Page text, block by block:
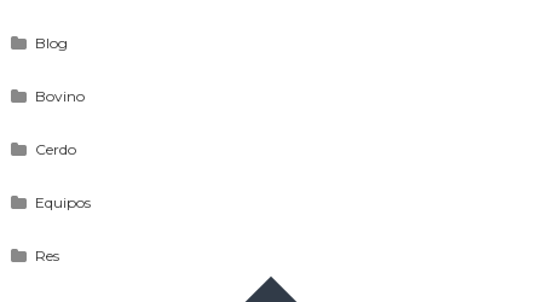
Blog
Bovino
Cerdo
Equipos
Res